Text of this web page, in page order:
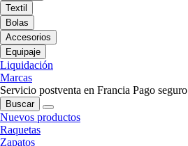
Textil
Bolas
Accesorios
Equipaje
Liquidación
Marcas
Servicio postventa en Francia Pago seguro
Buscar
Nuevos productos
Raquetas
Zapatos